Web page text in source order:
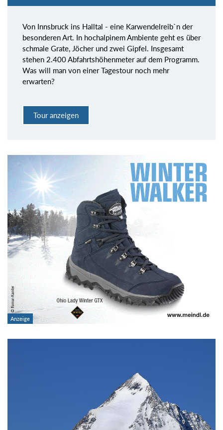
Von Innsbruck ins Halltal - eine Karwendelreib`n der
besonderen Art. In hochalpinem Ambiente geht es über
schmale Grate, Jöcher und zwei Gipfel. Insgesamt
stehen 2.400 Abfahrtshöhenmeter auf dem Programm.
Was will man von einer Tagestour noch mehr
erwarten?
Tour anzeigen